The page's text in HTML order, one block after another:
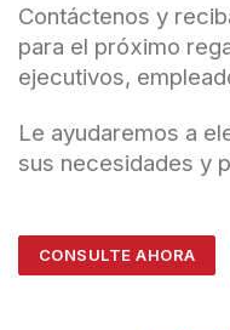
Contáctenos y
para el próximo
ejecutivos,
Le ayudaremos a
sus necesidades y
CONSULTE AHORA